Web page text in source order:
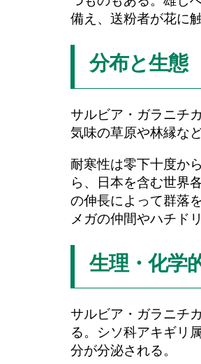
備え、送粉者が花に
分布と生態
サルビア・ガラニチ
気味の草原や林縁な
耐寒性は零下十度か
ら、日本を含む世界
の伸長によって群落
メガの仲間やハチド
生理・化学
サルビア・ガラニチ
る。シソ科アキギリ
分が分泌される。